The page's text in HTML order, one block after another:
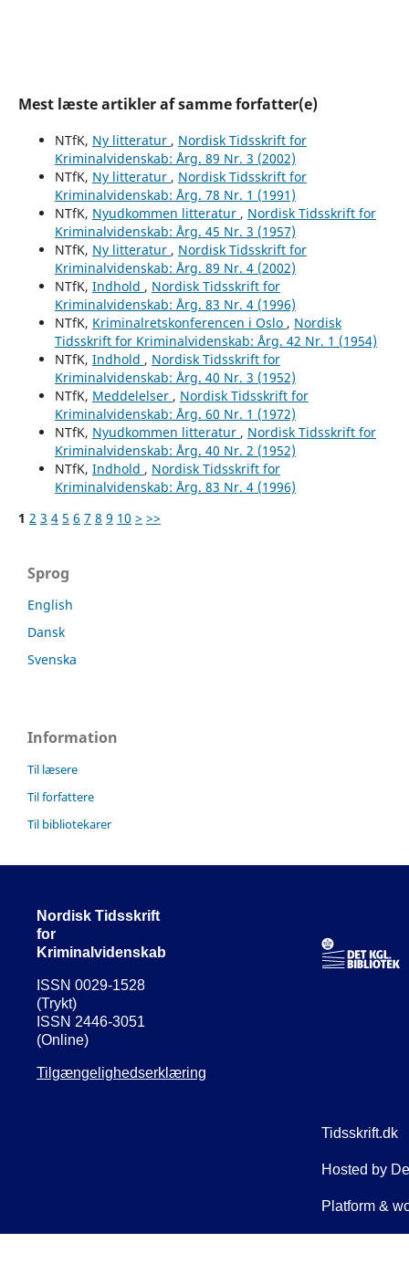
Mest læste artikler af samme forfatter(e)
NTfK, Ny litteratur , Nordisk Tidsskrift for
Kriminalvidenskab: Årg. 89 Nr. 3 (2002)
NTfK, Ny litteratur , Nordisk Tidsskrift for
Kriminalvidenskab: Årg. 78 Nr. 1 (1991)
NTfK, Nyudkommen litteratur , Nordisk Tidsskrift for
Kriminalvidenskab: Årg. 45 Nr. 3 (1957)
NTfK, Ny litteratur , Nordisk Tidsskrift for
Kriminalvidenskab: Årg. 89 Nr. 4 (2002)
NTfK, Indhold , Nordisk Tidsskrift for
Kriminalvidenskab: Årg. 83 Nr. 4 (1996)
NTfK, Kriminalretskonferencen i Oslo , Nordisk
Tidsskrift for Kriminalvidenskab: Årg. 42 Nr. 1 (1954)
NTfK, Indhold , Nordisk Tidsskrift for
Kriminalvidenskab: Årg. 40 Nr. 3 (1952)
NTfK, Meddelelser , Nordisk Tidsskrift for
Kriminalvidenskab: Årg. 60 Nr. 1 (1972)
NTfK, Nyudkommen litteratur , Nordisk Tidsskrift for
Kriminalvidenskab: Årg. 40 Nr. 2 (1952)
NTfK, Indhold , Nordisk Tidsskrift for
Kriminalvidenskab: Årg. 83 Nr. 4 (1996)
1 2 3 4 5 6 7 8 9 10 > >>
Sprog
English
Dansk
Svenska
Information
Til læsere
Til forfattere
Til bibliotekarer
Nordisk Tidsskrift
for
Kriminalvidenskab
ISSN 0029-1528
(Trykt)
ISSN 2446-3051
(Online)
Tilgængelighedserklæring